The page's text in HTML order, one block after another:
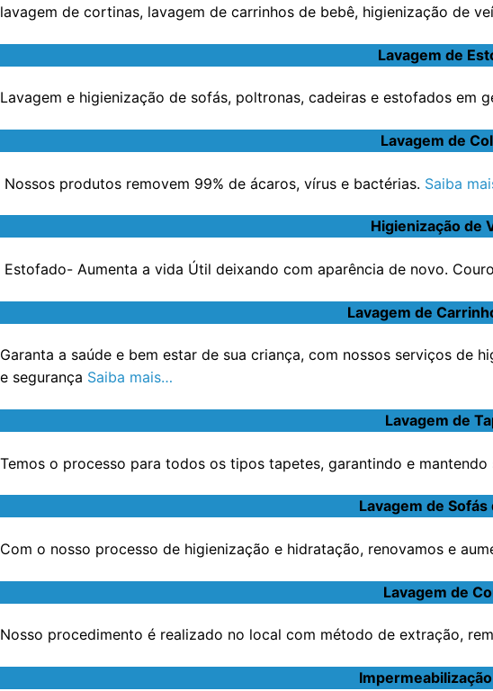
lavagem de cortinas, lavagem de carrinhos de bebê, higienização de
Lavagem de
Lavagem e higienização de sofás, poltronas, cadeiras e estofados em
Lavagem de
Nossos produtos removem 99% de ácaros, vírus e bactérias. Saiba
Higienização de
Estofado- Aumenta a vida Útil deixando com aparência de novo.
Lavagem de
Garanta a saúde e bem estar de sua criança, com nossos serviços de
e segurança Saiba mais…
Lavagem de
Temos o processo para todos os tipos tapetes, garantindo e
Lavagem de Sofás
Com o nosso processo de higienização e hidratação, renovamos e
Lavagem de
Nosso procedimento é realizado no local com método de extração,